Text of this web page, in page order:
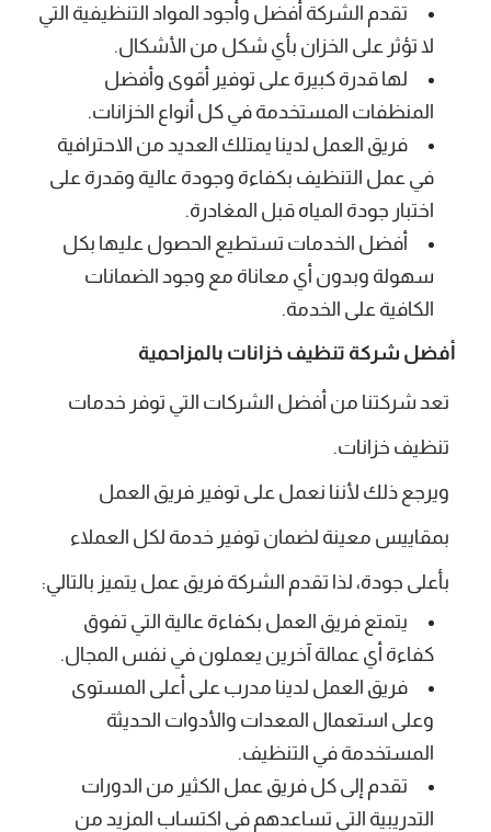
تقدم الشركة أفضل وأجود المواد التنظيفية التي
لا تؤثر على الخزان بأي شكل من الأشكال.
لها قدرة كبيرة على توفير أقوى وأفضل
المنظفات المستخدمة في كل أنواع الخزانات.
فريق العمل لدينا يمتلك العديد من الاحترافية
في عمل التنظيف بكفاءة وجودة عالية وقدرة على
اختبار جودة المياه قبل المغادرة.
أفضل الخدمات تستطيع الحصول عليها بكل
سهولة وبدون أي معاناة مع وجود الضمانات
الكافية على الخدمة.
أفضل شركة تنظيف خزانات بالمزاحمية
تعد شركتنا من أفضل الشركات التي توفر خدمات
تنظيف خزانات.
ويرجع ذلك لأننا نعمل على توفير فريق العمل
بمقاييس معينة لضمان توفير خدمة لكل العملاء
بأعلى جودة، لذا تقدم الشركة فريق عمل يتميز بالتالي:
يتمتع فريق العمل بكفاءة عالية التي تفوق
كفاءة أي عمالة آخرين يعملون في نفس المجال.
فريق العمل لدينا مدرب على أعلى المستوى
وعلى استعمال المعدات والأدوات الحديثة
المستخدمة في التنظيف.
تقدم إلى كل فريق عمل الكثير من الدورات
التدريبية التي تساعدهم في اكتساب المزيد من